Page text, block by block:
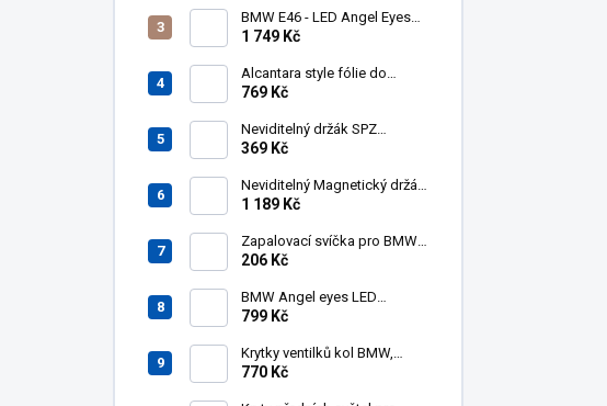
BMW E46 - LED Angel Eyes
kroužky UHP Cotton Mléčné
1 749 Kč
Alcantara style fólie do
interiéru 140x50cm černá
769 Kč
Neviditelný držák SPZ
Transparent pro 2 značky -
369 Kč
Neviditelný Magnetický držák
SPZ pro 2 značky - REVOKE
1 189 Kč
Zapalovací svíčka pro BMW -
NGK 3199 BKR6EQUP
206 Kč
BMW Angel eyes LED
markery 10W 6000K
799 Kč
Krytky ventilků kol BMW,
čepičky
770 Kč